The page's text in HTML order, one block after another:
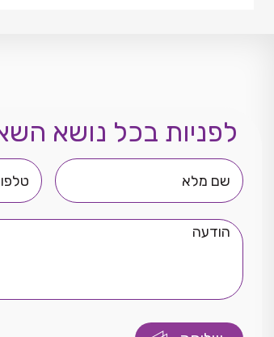
לפניות בכל נושא
שם
מלא
טלפון
הודעה